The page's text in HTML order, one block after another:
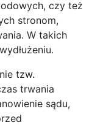
czy też
stronom,
W takich
tzw.
trwania
sądu,